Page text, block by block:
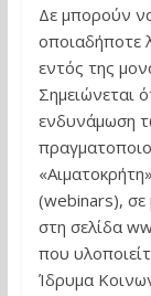
Δε μπορούν
οποιαδήποτε
εντός της
Σημειώνεται
ενδυνάμωση
(webinars), σε
στη σελίδα
που
Ίδρυμα